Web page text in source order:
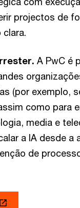
projectos de
A PwC é
(por exemplo,
como para
media e
a IA desde a
de